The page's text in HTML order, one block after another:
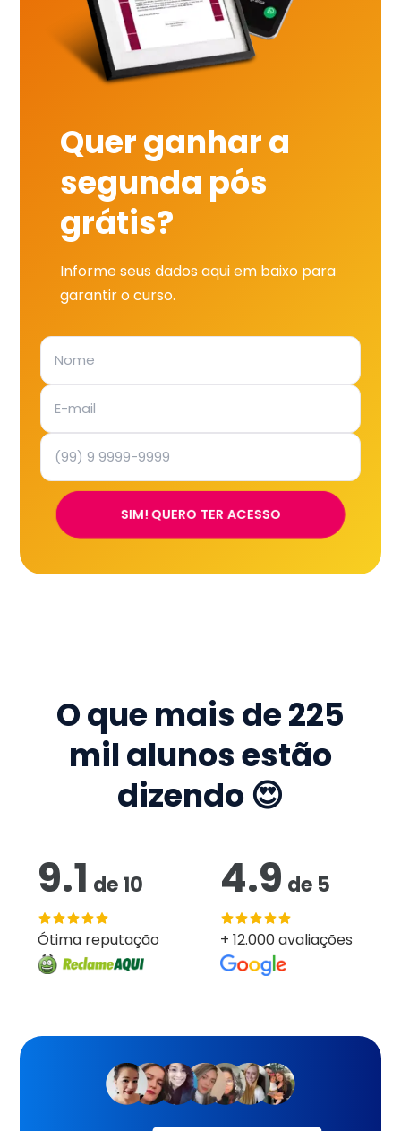
Quer ganhar a
segunda pós
grátis?
Informe seus dados aqui em baixo para
garantir o curso.
SIM! QUERO TER ACESSO
O que mais de225
mil alunos estão
dizendo 😍
9.1 de10
Ótima reputação
4.9 de 5
+ 12.000 avaliações